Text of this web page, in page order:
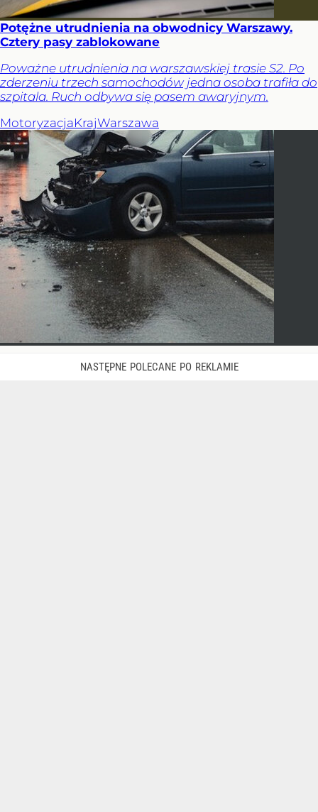
Potężne utrudnienia na obwodnicy Warszawy.
Cztery pasy zablokowane
Poważne utrudnienia na warszawskiej trasie S2. Po
zderzeniu trzech samochodów jedna osoba trafiła do
szpitala. Ruch odbywa się pasem awaryjnym.
MotoryzacjaKrajWarszawa